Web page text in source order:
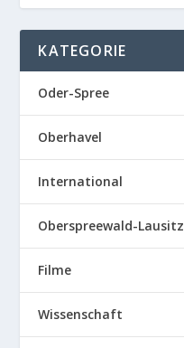
KATEGORIE
Oder-Spree
Oberhavel
International
Oberspreewald-Lausitz
Filme
Wissenschaft